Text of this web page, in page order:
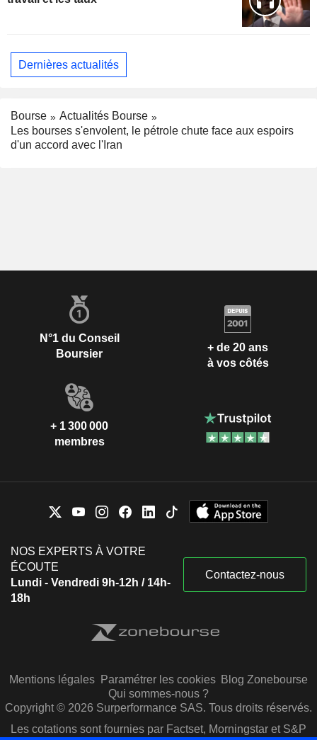
Dernières actualités
Bourse
Actualités Bourse
Les bourses s'envolent, le pétrole chute face aux espoirs
d'un accord avec l'Iran
N°1 du Conseil
Boursier
+ de 20 ans
à vos côtés
+ 1 300 000
membres
NOS EXPERTS À VOTRE
ÉCOUTE
Lundi - Vendredi 9h-12h / 14h-
18h
Contactez-nous
Mentions légales Paramétrer les cookies Blog Zonebourse
Qui sommes-nous ?
Copyright © 2026 Surperformance SAS. Tous droits réservés.
Les cotations sont fournies par Factset, Morningstar et S&P